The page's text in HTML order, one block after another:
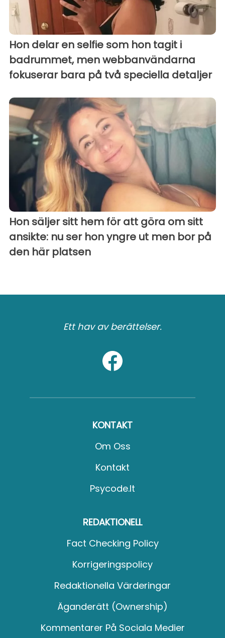
Hon delar en selfie som hon tagit i
badrummet, men webbanvändarna
fokuserar bara på två speciella detaljer
Hon säljer sitt hem för att göra om sitt
ansikte: nu ser hon yngre ut men bor på
den här platsen
Ett hav av berättelser.
KONTAKT
Om Oss
Kontakt
Psycode.it
REDAKTIONELL
Fact Checking Policy
Korrigeringspolicy
Redaktionella Värderingar
Äganderätt (Ownership)
Kommentarer På Sociala Medier